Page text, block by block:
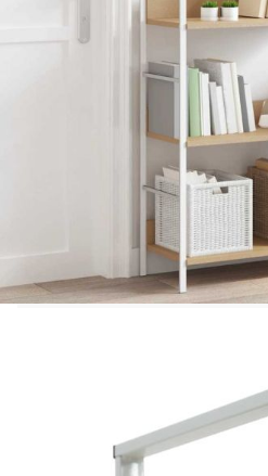
Материал:
Общи размери: 60 x
Размери на единичен
56 x 27,6 x 1,5 см (Д x Ш
Размери на
6,8 x 1,5 см (Д x Ш x В)
С 3 рафта
С просторно място за
Макс.
Максимална
Необходимо